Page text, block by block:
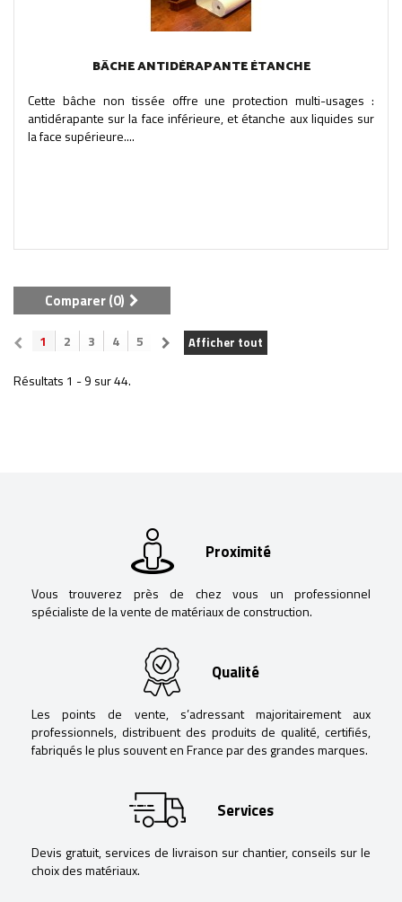
BÂCHE ANTIDÉRAPANTE ÉTANCHE
Cette bâche non tissée offre une protection multi-usages :
antidérapante sur la face inférieure, et étanche aux liquides sur
la face supérieure....
Comparer (0)
Afficher tout
1 2 3 4 5
Résultats 1 - 9 sur 44.
Proximité
Vous trouverez près de chez vous un professionnel
spécialiste de la vente de matériaux de construction.
Qualité
Les points de vente, s’adressant majoritairement aux
professionnels, distribuent des produits de qualité, certifiés,
fabriqués le plus souvent en France par des grandes marques.
Services
Devis gratuit, services de livraison sur chantier, conseils sur le
choix des matériaux.